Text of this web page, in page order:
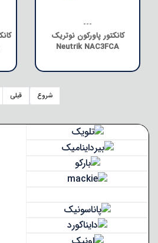
---
کانکتور پاورکون نوتریک
Neutrik NAC3FCA
شروع قبلی